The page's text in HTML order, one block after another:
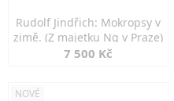
Rudolf Jindřich: Mokropsy v
zimě. (Z majetku Ng v Praze)
7 500 Kč
NOVÉ